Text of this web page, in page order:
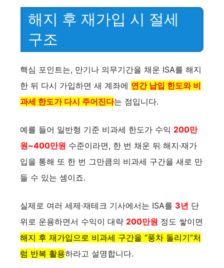
해지 후 재가입 시 절세
구조
핵심 포인트는, 만기나 의무기간을 채운 ISA를 해지
한 뒤 다시 가입하면 새 계좌에 연간 납입 한도와 비
과세 한도가 다시 주어진다는 점입니다.
예를 들어 일반형 기준 비과세 한도가 수익 200만
원~400만원 수준이라면, 한 번 채운 뒤 해지·재가
입을 통해 또 한 번 그만큼의 비과세 구간을 새로 만
들 수 있는 셈이죠.
실제로 여러 세제·재테크 기사에서는 ISA를 3년 단
위로 운용하면서 수익이 대략 200만원 정도 쌓이면
해지 후 재가입으로 비과세 구간을 “풍차 돌리기”처
럼 반복 활용하라고 설명합니다.